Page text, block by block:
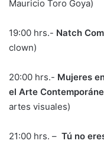
Mauricio Toro Goya)
19:00 hrs.- Natch
clown)
20:00 hrs.- Mujeres
el Arte
artes visuales)
21:00 hrs. – Tú no